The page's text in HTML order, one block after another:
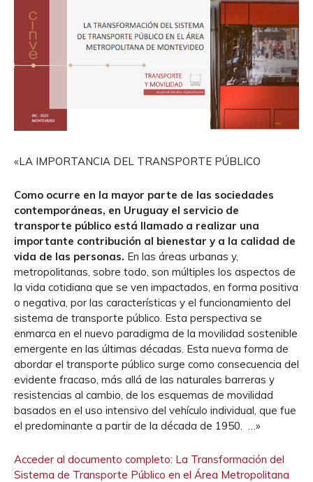
«LA IMPORTANCIA DEL TRANSPORTE PÚBLICO
Como ocurre en la mayor parte de las sociedades
contemporáneas, en Uruguay el servicio de
transporte público está llamado a realizar una
importante contribución al bienestar y a la calidad de
vida de las personas. En las áreas urbanas y,
metropolitanas, sobre todo, son múltiples los aspectos de
la vida cotidiana que se ven impactados, en forma positiva
o negativa, por las características y el funcionamiento del
sistema de transporte público. Esta perspectiva se
enmarca en el nuevo paradigma de la movilidad sostenible
emergente en las últimas décadas. Esta nueva forma de
abordar el transporte público surge como consecuencia del
evidente fracaso, más allá de las naturales barreras y
resistencias al cambio, de los esquemas de movilidad
basados en el uso intensivo del vehículo individual, que fue
el predominante a partir de la década de 1950. …»
Acceder al documento completo: La Transformación del
Sistema de Transporte Público en el Área Metropolitana